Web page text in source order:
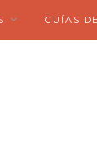
GUÍAS